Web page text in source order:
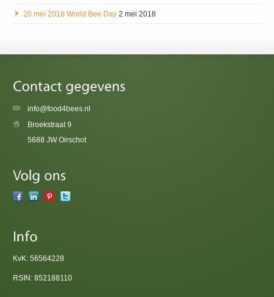
20 mei 2018 World Bee Day 2 mei 2018
info@food4bees.nl
Broekstraat 9
5688 JW Oirschot
KvK: 56564228
RSIN: 852188110